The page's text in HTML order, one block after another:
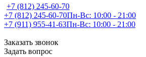
+7 (812) 245-60-70
+7 (812) 245-60-70Пн-Вс: 10:00 - 21:00
+7 (911) 955-41-63Пн-Вс: 10:00 - 21:00
Заказать звонок
Задать вопрос